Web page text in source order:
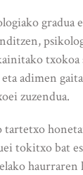
gradua
eta adimen
zuzendua.
tartetxo
tokitxo bat
haurraren